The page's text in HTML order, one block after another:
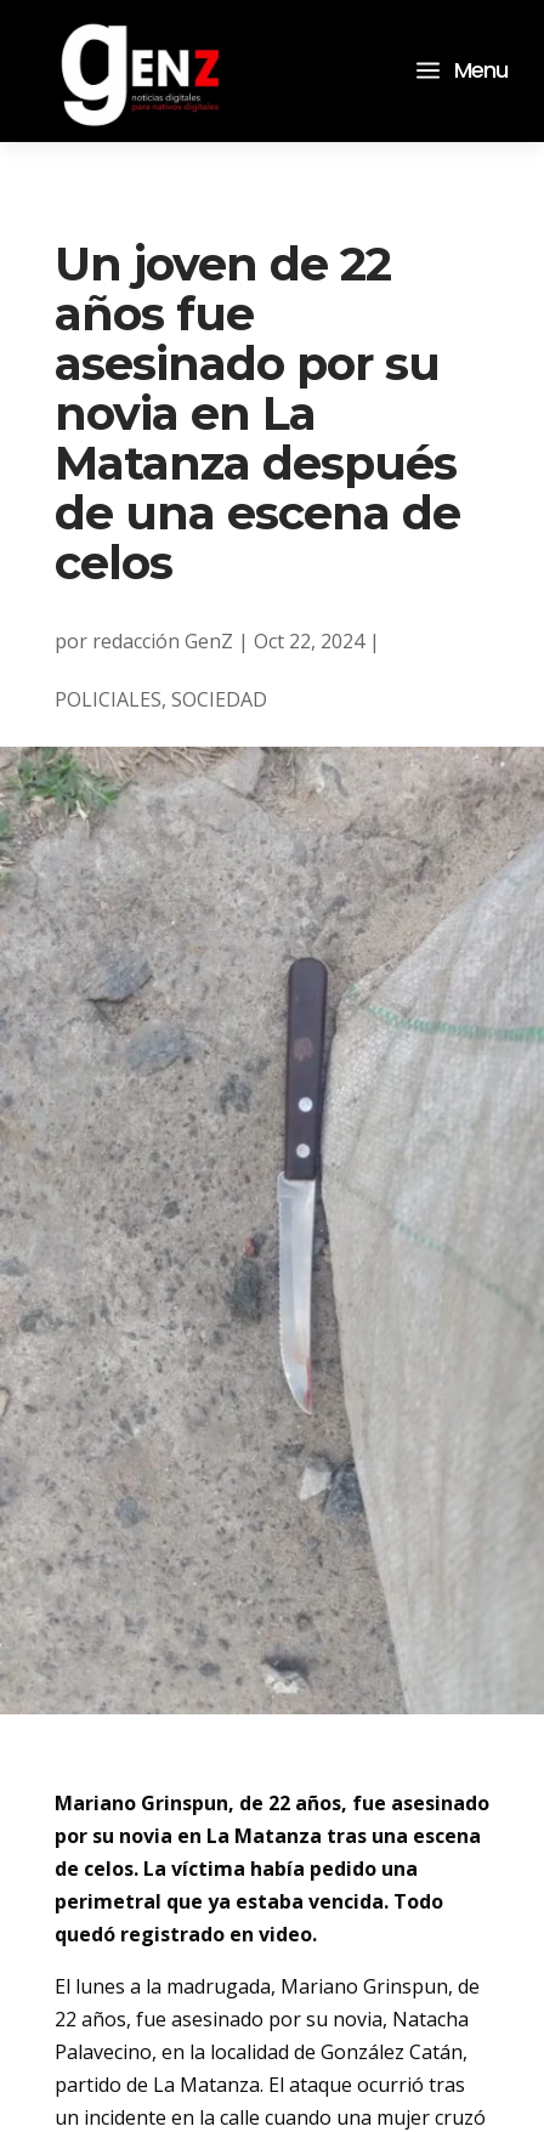
a Menu
Un joven de 22
años fue
asesinado por su
novia en La
Matanza después
de una escena de
celos
por redacción GenZ | Oct 22, 2024|
POLICIALES, SOCIEDAD
Mariano Grinspun, de 22 años, fue asesinado
por su novia en La Matanza tras una escena
de celos. La víctima había pedido una
perimetral que ya estaba vencida. Todo
quedó registrado en video.
El lunes a la madrugada, Mariano Grinspun, de
22 años, fue asesinado por su novia, Natacha
Palavecino, en la localidad de González Catán,
partido de La Matanza. El ataque ocurrió tras
un incidente en la calle cuando una mujer cruzó